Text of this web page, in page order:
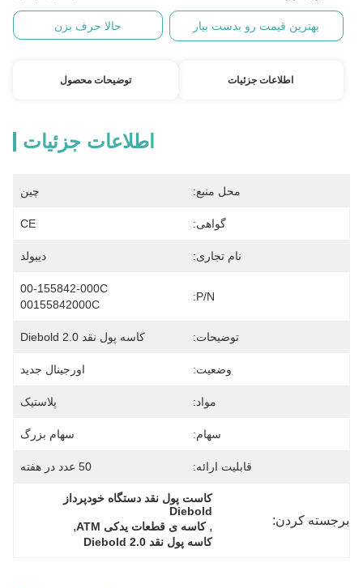
بهترین قیمت رو بدست بیار حالا حرف بزن
اطلاعات جزئیات توضیحات محصول
اطلاعات جزئیات
محل منبع: چین
گواهی: CE
نام تجاری: دیبولد
P/N:
00-155842-000C
00155842000C
توضیحات: کاسه پول نقد Diebold 2.0
وضعیت: اورجینال جدید
مواد: پلاستیک
سهام: سهام بزرگ
قابلیت ارائه: 50 عدد در هفته
برجسته کردن:
Diebold
, کاسه ی قطعات یدکی ATM ,
کاسه پول نقد Diebold 2.0